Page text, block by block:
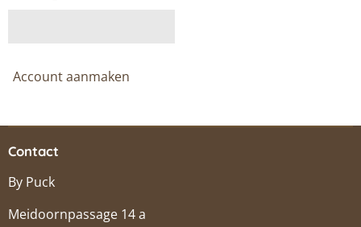
Account aanmaken
Contact
By Puck
Meidoornpassage 14 a